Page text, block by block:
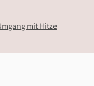
mit Hitze